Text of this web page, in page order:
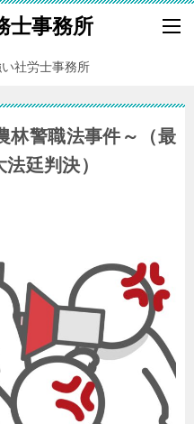
士事務所
社労士事務所
林警職法事件～（最
廷判決）